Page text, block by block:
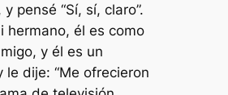
pensé “Sí, sí, claro”.
hermano, él es como
y él es un
le dije: “Me ofrecieron